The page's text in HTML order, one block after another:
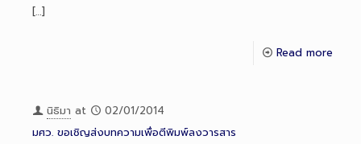
[…]
Read more
นิธิมา at
02/01/2014
มศว. ขอเชิญส่งบทความเพื่อตีพิมพ์ลงวารสาร